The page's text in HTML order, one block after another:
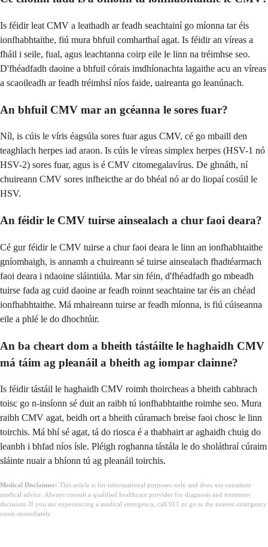
Is féidir leat CMV a leathadh ar feadh seachtainí go míonna tar éis
ionfhabhtaithe, fiú mura bhfuil comharthaí agat. Is féidir an víreas a
fháil i seile, fual, agus leachtanna coirp eile le linn na tréimhse seo.
D'fhéadfadh daoine a bhfuil córais imdhíonachta lagaithe acu an víreas
a scaoileadh ar feadh tréimhsí níos faide, uaireanta go leanúnach.
An bhfuil CMV mar an gcéanna le sores fuar?
Níl, is cúis le víris éagsúla sores fuar agus CMV, cé go mbaill den
teaghlach herpes iad araon. Is cúis le víreas simplex herpes (HSV-1 nó
HSV-2) sores fuar, agus is é CMV citomegalavírus. De ghnáth, ní
chuireann CMV sores infheicthe ar do bhéal nó ar do liopaí cosúil le
HSV.
An féidir le CMV tuirse ainsealach a chur faoi deara?
Cé gur féidir le CMV tuirse a chur faoi deara le linn an ionfhabhtaithe
gníomhaigh, is annamh a chuireann sé tuirse ainsealach fhadtéarmach
faoi deara i ndaoine sláintiúla. Mar sin féin, d'fhéadfadh go mbeadh
tuirse fada ag cuid daoine ar feadh roinnt seachtaine tar éis an chéad
ionfhabhtaithe. Má mhaireann tuirse ar feadh míonna, is fiú cúiseanna
eile a phlé le do dhochtúir.
An ba cheart dom a bheith tástáilte le haghaidh CMV
má táim ag pleanáil a bheith ag iompar clainne?
Is féidir tástáil le haghaidh CMV roimh thoircheas a bheith cabhrach
toisc go n-insíonn sé duit an raibh tú ionfhabhtaithe roimhe seo. Mura
raibh CMV agat, beidh ort a bheith cúramach breise faoi chosc le linn
toirchis. Má bhí sé agat, tá do riosca é a thabhairt ar aghaidh chuig do
leanbh i bhfad níos ísle. Pléigh roghanna tástála le do sholáthraí cúraim
sláinte nuair a bhíonn tú ag pleanáil toirchis.
Medical Disclaimer: This article is for informational purposes only and does not constitute
medical advice. Always consult a qualified healthcare provider for diagnosis and treatment
decisions. If you are experiencing a medical emergency, call 911 or go to the nearest emergency
room immediately.